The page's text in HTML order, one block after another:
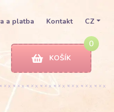
a platba Kontakt CZ
0
KOŠÍK